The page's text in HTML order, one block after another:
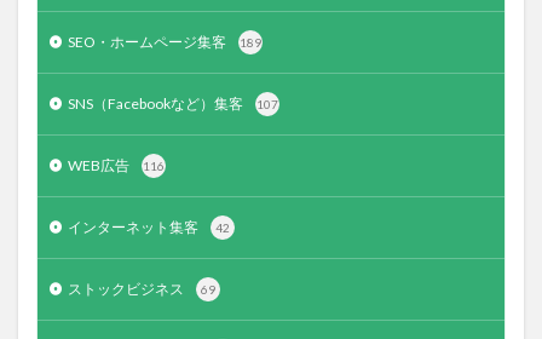
SEO・ホームページ集客 189
SNS（Facebookなど）集客 107
WEB広告 116
インターネット集客 42
ストックビジネス 69